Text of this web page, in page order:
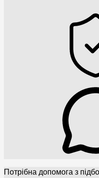
Потрібна допомога з